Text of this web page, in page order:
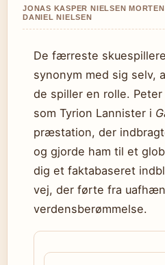
JONAS KASPER NIELSEN
DANIEL NIELSEN
De færreste
synonym med sig selv,
de spiller en rolle.
som Tyrion Lannister i
præstation, der
og gjorde ham til et
dig et faktabaseret
vej, der førte fra
verdensberømmelse.